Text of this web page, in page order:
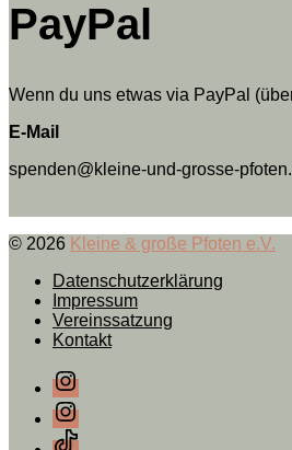
PayPal
Wenn du uns etwas via PayPal
E-Mail
spenden@kleine-und-grosse-
© 2026 Kleine & große Pfoten e.V.
Datenschutzerklärung
Impressum
Vereinssatzung
Kontakt
Instagram
Instagram
TikTok